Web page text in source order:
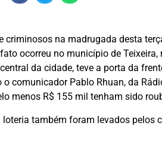
criminosos na madrugada desta
ocorreu no município de
da cidade, teve a porta da
comunicador Pablo Rhuan, da
menos R$ 155 mil tenham sido
também foram levados pelos